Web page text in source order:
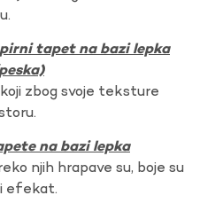
tapet na bazi lepka
zbog svoje teksture
na bazi lepka
njih hrapave su, boje su
efekat.